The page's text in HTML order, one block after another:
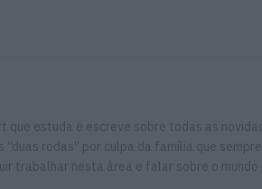
estuda e escreve sobre todas as
“duas rodas” por culpa da família que
trabalhar nesta área e falar sobre o mundo